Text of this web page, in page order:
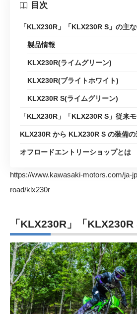
目次
「KLX230R」「KLX230R S」の主
製品情報
KLX230R(ライムグリーン)
KLX230R(ブライトホワイト)
KLX230R S(ライムグリーン)
「KLX230R」「KLX230R S」従来
KLX230R から KLX230R S の装備の
オフロードエントリーショップとは
https://www.kawasaki-motors.com/ja-
road/klx230r
「KLX230R」「